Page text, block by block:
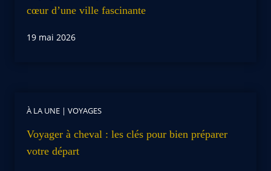
cœur d’une ville fascinante
19 mai 2026
À LA UNE | VOYAGES
Voyager à cheval : les clés pour bien préparer
votre départ